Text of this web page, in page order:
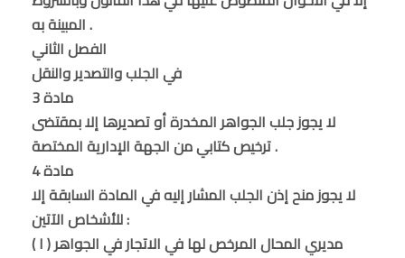
المبينة به .
الفصل الثاني
في الجلب والتصدير والنقل
مادة 3
لا يجوز جلب الجواهر المخدرة أو تصديرها إلا بمقتضى
ترخيص كتابي من الجهة الإدارية المختصة .
مادة 4
لا يجوز منح إذن الجلب المشار إليه في المادة السابقة إلا
للأشخاص الآتين :
( ا ) مديري المحال المرخص لها في الاتجار في الجواهر